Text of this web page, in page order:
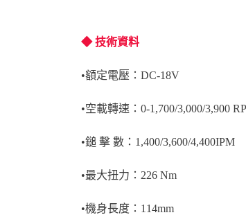
◆ 技術資料
•額定電壓：DC-18V
•空載轉速：0-1,700/3,000/3,900
•鎚 擊 數：1,400/3,600/4,400IPM
•最大扭力：226 Nm
•機身長度：114mm